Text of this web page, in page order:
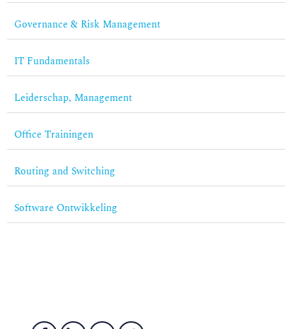
Governance & Risk Management
IT Fundamentals
Leiderschap, Management
Office Trainingen
Routing and Switching
Software Ontwikkeling